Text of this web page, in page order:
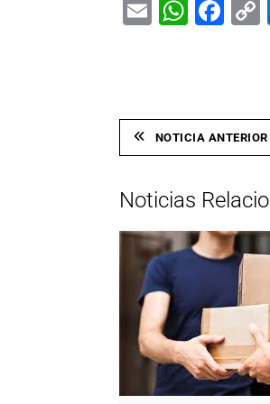
Email
NOTICIA ANTERIOR
Noticias